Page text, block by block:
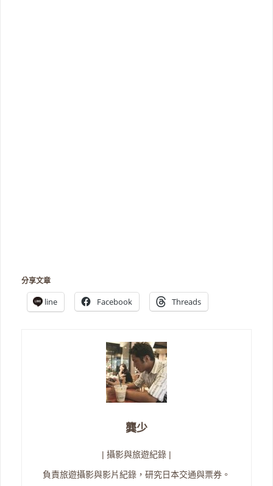
分享文章
line Facebook Threads
龔少
| 攝影與旅遊紀錄 |
負責旅遊攝影與影片紀錄，研究日本交通與票券。